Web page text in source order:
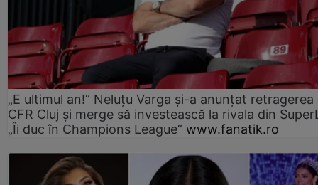
„E ultimul an!” Neluțu Varga și-a anunțat retragerea
CFR Cluj și merge să investească la rivala din
„Îi duc în Champions League” www.fanatik.ro